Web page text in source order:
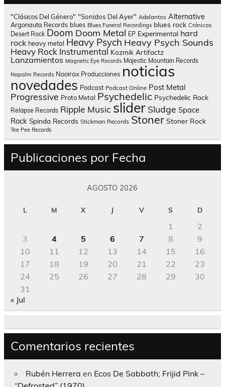
"Clásicos Del Género" "Sonidos Del Ayer" Adelantos Alternative
Argonauta Records blues Blues Funeral Recordings blues rock Crónicas
Desert Rock Doom Doom Metal EP Experimental hard
rock heavy metal Heavy Psych Heavy Psych Sounds
Heavy Rock Instrumental Kozmik Artifactz
Lanzamientos Magnetic Eye Records Majestic Mountain Records
Napalm Records Nooirax Producciones noticias
novedades Podcast Podcast Online Post Metal
Progressive Proto Metal Psychedelic Psychedelic Rock
Relapse Records Ripple Music slider Sludge Space
Rock Spinda Records Stickman Records Stoner Stoner Rock
Tee Pee Records
Publicaciones por Fecha
AGOSTO 2026
L M X J V S D
1
2
3
4 5 6 7 8
9
10
11 12 13 14 15
16
17
18 19 20 21 22
23
24
25 26 27 28 29
30
31
« Jul
Comentarios recientes
Rubén Herrera en Ecos De Sabbath; Frijid Pink –